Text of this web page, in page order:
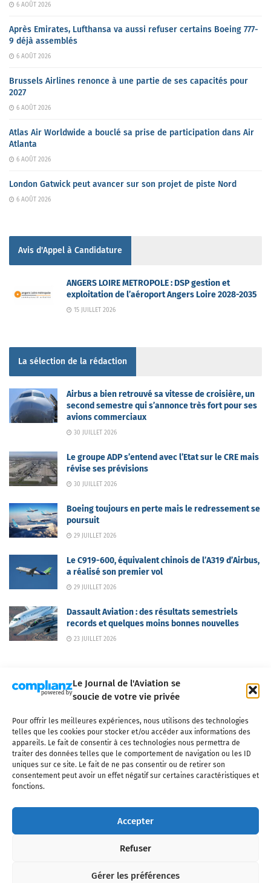
Le Journal de l'Aviation se
soucie de votre vie privée
Pour offrir les meilleures expériences, nous utilisons des technologies
telles que les cookies pour stocker et/ou accéder aux informations des
appareils. Le fait de consentir à ces technologies nous permettra de
traiter des données telles que le comportement de navigation ou les ID
uniques sur ce site. Le fait de ne pas consentir ou de retirer son
consentement peut avoir un effet négatif sur certaines caractéristiques et
fonctions.
Accepter
Refuser
Gérer les préférences
6 AOÛT 2026
Après Emirates, Lufthansa va aussi refuser certains Boeing 777-
9 déjà assemblés
6 AOÛT 2026
Brussels Airlines renonce à une partie de ses capacités pour
2027
6 AOÛT 2026
Atlas Air Worldwide a bouclé sa prise de participation dans Air
Atlanta
6 AOÛT 2026
London Gatwick peut avancer sur son projet de piste Nord
6 AOÛT 2026
Avis d'Appel à Candidature
ANGERS LOIRE METROPOLE : DSP gestion et
exploitation de l’aéroport Angers Loire 2028-2035
15 JUILLET 2026
La sélection de la rédaction
Airbus a bien retrouvé sa vitesse de croisière, un
second semestre qui s’annonce très fort pour ses
avions commerciaux
30 JUILLET 2026
Le groupe ADP s’entend avec l’Etat sur le CRE mais
révise ses prévisions
30 JUILLET 2026
Boeing toujours en perte mais le redressement se
poursuit
29 JUILLET 2026
Le C919-600, équivalent chinois de l’A319 d’Airbus,
a réalisé son premier vol
29 JUILLET 2026
Dassault Aviation : des résultats semestriels
records et quelques moins bonnes nouvelles
23 JUILLET 2026
Qui sommes-nous ? Nous contacter
Partenaires
Mentions légales
CGV Politique de confidentialité Cookies
l'industrie aéronautique, l'aviation commerciale, l'aviation d'affaires, les
services MRO et après-vente, le financement et la location d'aéronefs
civils, l'aéronautique de défense et l'industrie spatiale. Toute reproduction,
interdite sans autorisation écrite spécifique du Journal de l’Aviation.